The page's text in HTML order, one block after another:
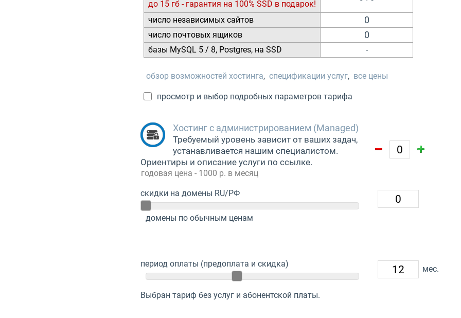
до 15 гб - гарантия на 100% SSD в подарок!
число независимых сайтов 0
число почтовых ящиков 0
базы MySQL 5 / 8, Postgres, на SSD -
обзор возможностей хостинга, спецификации услуг, все цены
просмотр и выбор подробных параметров тарифа
Хостинг с администрированием (Managed)
Требуемый уровень зависит от ваших задач,
устанавливается нашим специалистом.
Ориентиры и описание услуги по ссылке.
годовая цена - 1000 р. в месяц
скидки на домены RU/РФ
домены по обычным ценам
период оплаты (предоплата и скидка)
мес.
Выбран тариф без услуг и абонентской платы.